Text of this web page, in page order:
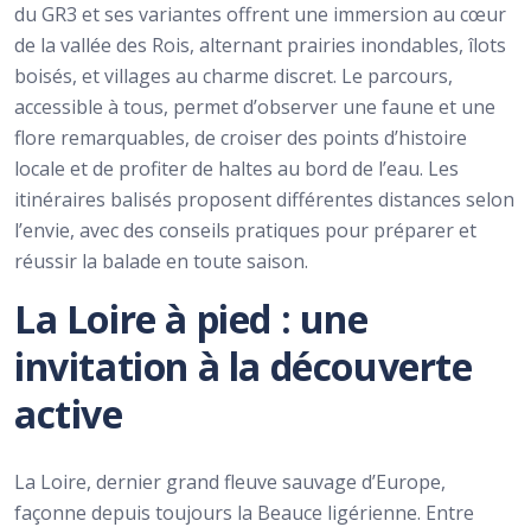
du GR3 et ses variantes offrent une immersion au cœur
de la vallée des Rois, alternant prairies inondables, îlots
boisés, et villages au charme discret. Le parcours,
accessible à tous, permet d’observer une faune et une
flore remarquables, de croiser des points d’histoire
locale et de profiter de haltes au bord de l’eau. Les
itinéraires balisés proposent différentes distances selon
l’envie, avec des conseils pratiques pour préparer et
réussir la balade en toute saison.
La Loire à pied : une
invitation à la découverte
active
La Loire, dernier grand fleuve sauvage d’Europe,
façonne depuis toujours la Beauce ligérienne. Entre